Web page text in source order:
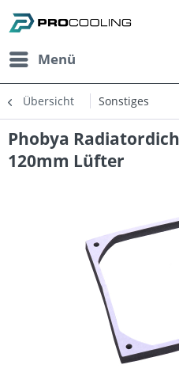
Menü
Übersicht Sonstiges
Phobya
120mm Lüfter